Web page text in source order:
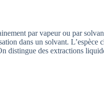
par vapeur ou par
dans un solvant. L’espèce
distingue des extractions